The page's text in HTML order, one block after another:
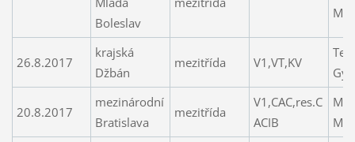
Boleslav
26.8.2017
krajská
Džbán
mezitřída V1,VT,KV
20.8.2017
mezinárodní
Bratislava
mezitřída
V1,CAC,res.C
ACIB